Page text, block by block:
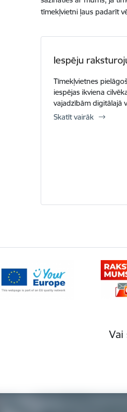
tīmekļvietni ļaus padarīt
Iespēju
Tīmekļvietnes
iespējas ikviena
vajadzībām digitālajā
Skatīt vairāk